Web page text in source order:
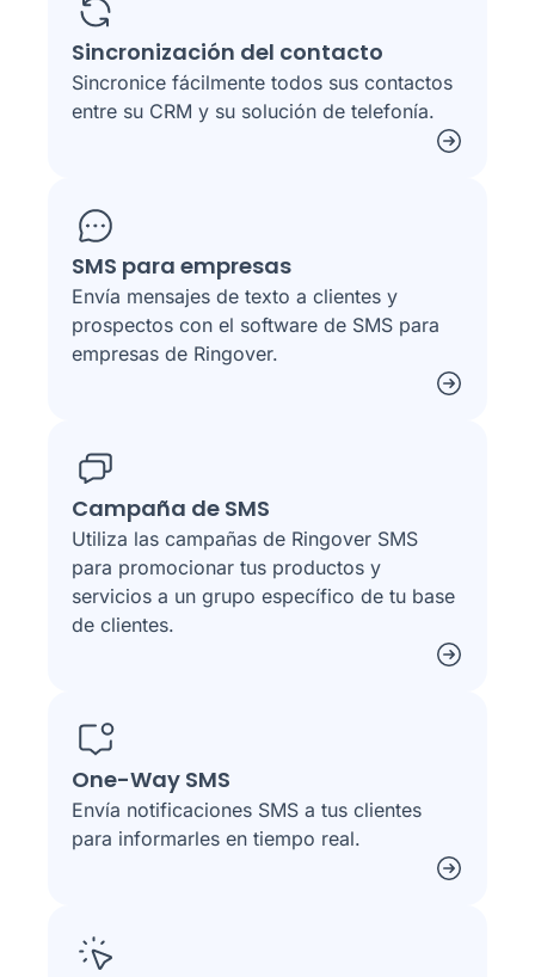
Sincronización del contacto
Sincronice fácilmente todos sus contactos
entre su CRM y su solución de telefonía.
SMS para empresas
Envía mensajes de texto a clientes y
prospectos con el software de SMS para
empresas de Ringover.
Campaña de SMS
Utiliza las campañas de Ringover SMS
para promocionar tus productos y
servicios a un grupo específico de tu base
de clientes.
One-Way SMS
Envía notificaciones SMS a tus clientes
para informarles en tiempo real.